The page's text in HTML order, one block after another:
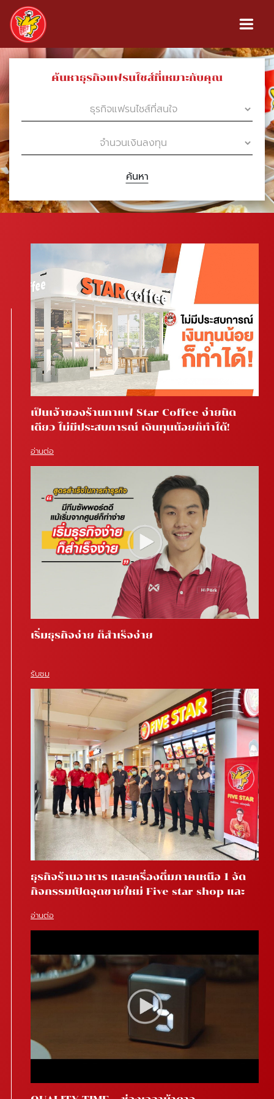
ค้นหาธุรกิจแฟรนไชส์ที่เหมาะกับคุณ
ค้นหา
เป็นเจ้าของร้านกาแฟ Star Coffee ง่ายนิด
เดียว ไม่มีประสบการณ์ เงินทุนน้อยก็ทำได้!
อ่านต่อ
เริ่มธุรกิจง่าย ก็สำเร็จง่าย
รับชม
ธุรกิจร้านอาหาร และเครื่องดื่มภาคเหนือ 1 จัด
กิจกรรมเปิดจุดขายใหม่ Five star shop และ
อ่านต่อ